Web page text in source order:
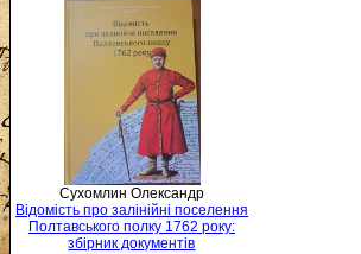
Сухомлин Олександр
Відомість про залінійні поселення
Полтавського полку 1762 року:
збірник документів